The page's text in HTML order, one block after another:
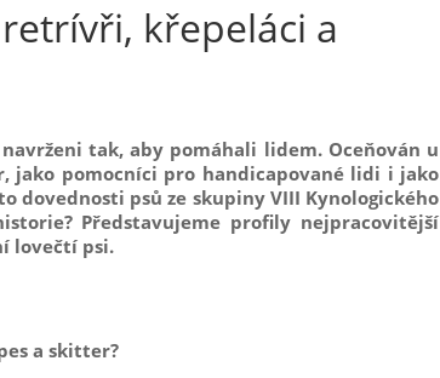
křepeláci a
tak, aby pomáhali lidem. Oceňován u
jako pomocníci pro handicapované lidi i jako
dovednosti psů ze skupiny VIII Kynologického
Představujeme profily nejpracovitější
lovečtí psi.
a skitter?